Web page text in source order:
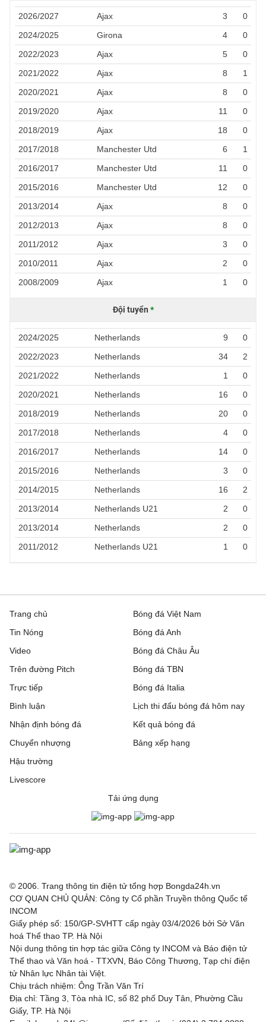
2026/2027 Ajax 3
0
2024/2025
Girona 4
0
2022/2023
Ajax 5
0
2021/2022
Ajax 8
1
2020/2021
Ajax 8
0
2019/2020
Ajax 11
0
2018/2019
Ajax 18
0
2017/2018
Manchester Utd 6
1
2016/2017
Manchester Utd 11
0
2015/2016
Manchester Utd 12
0
2013/2014
Ajax 8
0
2012/2013
Ajax 8
0
2011/2012
Ajax 3
0
2010/2011
Ajax 2
0
2008/2009
Ajax 1 0
Đội tuyển *
2024/2025 Netherlands 9
0
2022/2023
Netherlands 34
2
2021/2022
Netherlands 1
0
2020/2021
Netherlands 16
0
2018/2019
Netherlands 20
0
2017/2018
Netherlands 4
0
2016/2017
Netherlands 14
0
2015/2016
Netherlands 3
0
2014/2015
Netherlands 16
2
2013/2014
Netherlands U21 2
0
2013/2014
Netherlands 2
0
2011/2012
Netherlands U21 1 0
Trang chủ
Tin Nóng
Video
Trên đường Pitch
Trực tiếp
Bóng đá Việt Nam
Bóng đá Anh
Bóng đá Châu Âu
Bóng đá TBN
Bóng đá Italia
Bình luận
Nhận định bóng đá
Chuyển nhượng
Hậu trường
Livescore
Lịch thi đấu bóng đá hôm nay
Kết quả bóng đá
Bảng xếp hạng
Tải ứng dụng
© 2006. Trang thông tin điện tử tổng hợp Bongda24h.vn
CƠ QUAN CHỦ QUẢN: Công ty Cổ phần Truyền thông Quốc tế
INCOM
Giấy phép số: 150/GP-SVHTT cấp ngày 03/4/2026 bởi Sở Văn
hoá Thể thao TP. Hà Nội
Nội dung thông tin hợp tác giữa Công ty INCOM và Báo điện tử
Thể thao và Văn hoá - TTXVN, Báo Công Thương, Tạp chí điện
tử Nhân lực Nhân tài Việt.
Chịu trách nhiệm: Ông Trần Văn Trí
Địa chỉ: Tầng 3, Tòa nhà IC, số 82 phố Duy Tân, Phường Cầu
Giấy, TP. Hà Nội